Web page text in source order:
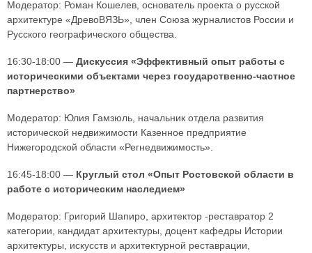
Модератор: Роман Кошелев, основатель проекта о русской
архитектуре «ДревоВЯЗЬ», член Союза журналистов России и
Русского географического общества.
16:30-18:00 — Дискуссия «Эффективный опыт работы с
историческими объектами через государственно-частное
партнерство»
Модератор: Юлия Гамзюль, начальник отдела развития
исторической недвижимости Казенное предприятие
Нижегородской области «Регнедвижимость».
16:45-18:00 — Круглый стол «Опыт Ростовской области в
работе с историческим наследием»
Модератор: Григорий Шапиро, архитектор -реставратор 2
категории, кандидат архитектуры, доцент кафедры Истории
архитектуры, искусств и архитектурной реставрации,